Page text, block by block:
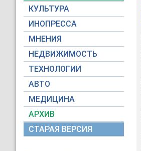
КУЛЬТУРА
ИНОПРЕССА
МНЕНИЯ
НЕДВИЖИМОСТЬ
ТЕХНОЛОГИИ
АВТО
МЕДИЦИНА
АРХИВ
СТАРАЯ ВЕРСИЯ